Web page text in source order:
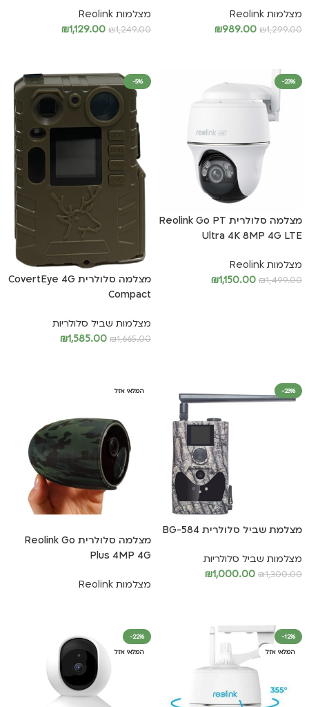
מצלמות Reolink
₪1,299.00
₪989.00
מצלמות Reolink
₪1,249.00
₪1,129.00
-23%
מצלמה סלולרית Reolink Go PT
Ultra 4K 8MP 4G LTE
מצלמות Reolink
₪1,499.00
₪1,150.00
-5%
מצלמה סלולרית CovertEye 4G
Compact
מצלמות שביל סלולריות
₪1,665.00
₪1,585.00
-23%
מצלמת שביל סלולרית BG-584
מצלמות שביל סלולריות
₪1,300.00
₪1,000.00
המלאי אזל
מצלמה סלולרית Reolink Go
Plus 4MP 4G
מצלמות Reolink
-12%
המלאי אזל
-22%
המלאי אזל